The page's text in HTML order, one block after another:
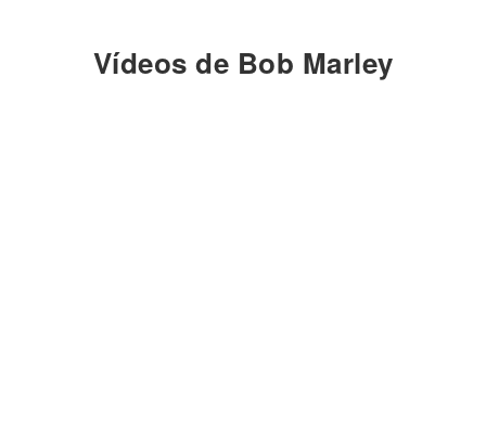
Vídeos de Bob Marley